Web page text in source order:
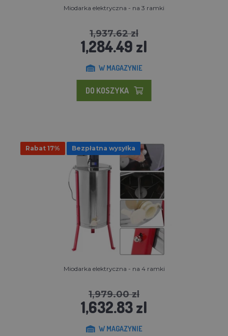
Miodarka elektryczna - na 3 ramki
1,937.62 zl
1,284.49 zl
W MAGAZYNIE
DO KOSZYKA
Rabat 17% Bezpłatna wysyłka
Miodarka elektryczna - na 4 ramki
1,979.00 zl
1,632.83 zl
W MAGAZYNIE